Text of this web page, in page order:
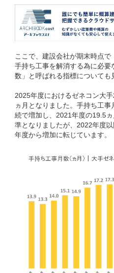
ここで、建設会社が期末時点
手持ち工事を解消する為に必要
数」と呼ばれる指標についても
2025年度におけるゼネコン大
ヵ月となりました。手持ち工
続で増加し、2021年度の19.5
準となりましたが、2022年度
年度から増加に転じています。